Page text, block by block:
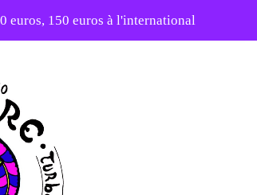
euros, 150 euros à l'international